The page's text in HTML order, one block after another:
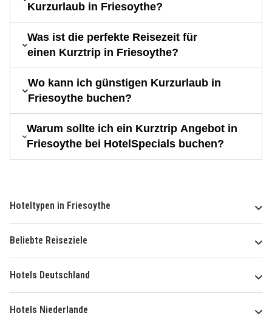
Kurzurlaub in Friesoythe?
Was ist die perfekte Reisezeit für
einen Kurztrip in Friesoythe?
Wo kann ich günstigen Kurzurlaub in
Friesoythe buchen?
Warum sollte ich ein Kurztrip Angebot in
Friesoythe bei HotelSpecials buchen?
Hoteltypen in Friesoythe
Beliebte Reiseziele
Hotels Deutschland
Hotels Niederlande